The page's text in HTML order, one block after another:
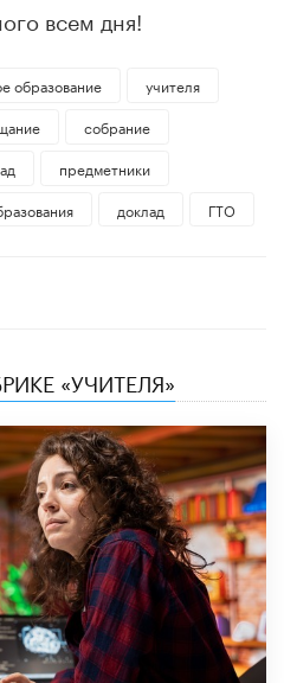
всем дня!
образование
учителя
собрание
предметники
доклад ГТО
«УЧИТЕЛЯ»